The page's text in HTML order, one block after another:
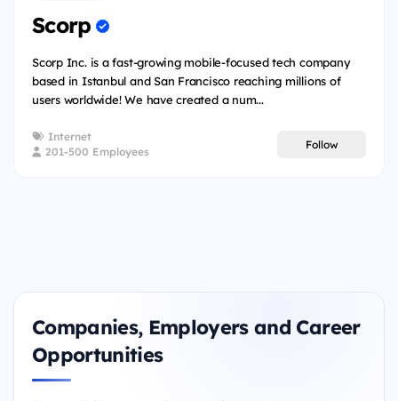
Scorp
Scorp Inc. is a fast-growing mobile-focused tech company
based in Istanbul and San Francisco reaching millions of
users worldwide! We have created a num...
Internet
201-500 Employees
Follow
Companies, Employers and Career
Opportunities